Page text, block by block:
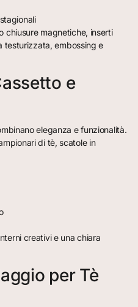
chiusure magnetiche, inserti
testurizzata, embossing e
e
eleganza e funzionalità.
di tè, scatole in
creativi e una chiara
per Tè